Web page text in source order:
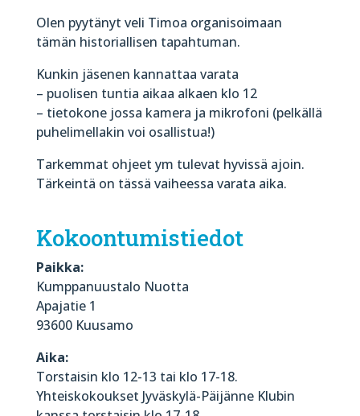
Olen pyytänyt veli Timoa organisoimaan
tämän historiallisen tapahtuman.
Kunkin jäsenen kannattaa varata
– puolisen tuntia aikaa alkaen klo 12
– tietokone jossa kamera ja mikrofoni (pelkällä
puhelimellakin voi osallistua!)
Tarkemmat ohjeet ym tulevat hyvissä ajoin.
Tärkeintä on tässä vaiheessa varata aika.
Kokoontumistiedot
Paikka:
Kumppanuustalo Nuotta
Apajatie 1
93600 Kuusamo
Aika:
Torstaisin klo 12-13 tai klo 17-18.
Yhteiskokoukset Jyväskylä-Päijänne Klubin